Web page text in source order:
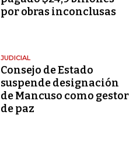
por obras inconclusas
JUDICIAL
Consejo de Estado
suspende designación
de Mancuso como gestor
de paz